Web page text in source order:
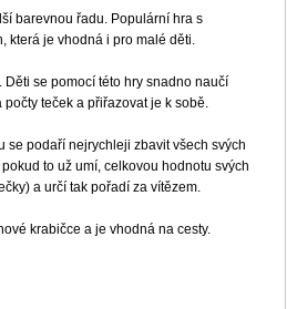
barevnou řadu. Populární hra s
která je vhodná i pro malé děti.
Děti se pomocí této hry snadno naučí
teček a přiřazovat je k sobě.
se podaří nejrychleji zbavit všech svých
to už umí, celkovou hodnotu svých
a určí tak pořadí za vítězem.
krabičce a je vhodná na cesty.